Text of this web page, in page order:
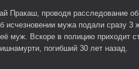
Пракаш, проводя расследование об
исчезновении мужа подали сразу
муж. Вскоре в полицию приходит
погибший 30 лет назад.